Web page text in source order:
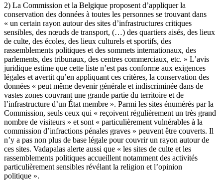
2) La Commission et la Belgique proposent d’appliquer la
conservation des données à toutes les personnes se trouvant dans
« un certain rayon autour des sites d’infrastructures critiques
sensibles, des nœuds de transport, (…) des quartiers aisés, des lieux
de culte, des écoles, des lieux culturels et sportifs, des
rassemblements politiques et des sommets internationaux, des
parlements, des tribunaux, des centres commerciaux, etc. » L’avis
juridique estime que cette liste n’est pas conforme aux exigences
légales et avertit qu’en appliquant ces critères, la conservation des
données « peut même devenir générale et indiscriminée dans de
vastes zones couvrant une grande partie du territoire et de
l’infrastructure d’un État membre ». Parmi les sites énumérés par la
Commission, seuls ceux qui « reçoivent régulièrement un très grand
nombre de visiteurs » et sont « particulièrement vulnérables à la
commission d’infractions pénales graves » peuvent être couverts. Il
n’y a pas non plus de base légale pour couvrir un rayon autour de
ces sites. Vadapalas alerte aussi que « les sites de culte et les
rassemblements politiques accueillent notamment des activités
particulièrement sensibles révélant la religion et l’opinion
politique ».